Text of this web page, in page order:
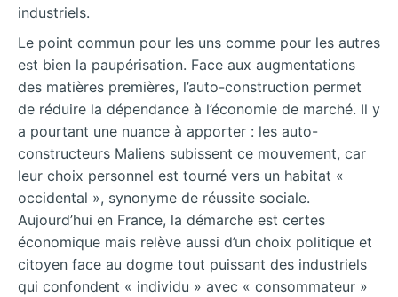
industriels.
Le point commun pour les uns comme pour les autres
est bien la paupérisation. Face aux augmentations
des matières premières, l’auto-construction permet
de réduire la dépendance à l’économie de marché. Il y
a pourtant une nuance à apporter : les auto-
constructeurs Maliens subissent ce mouvement, car
leur choix personnel est tourné vers un habitat «
occidental », synonyme de réussite sociale.
Aujourd’hui en France, la démarche est certes
économique mais relève aussi d’un choix politique et
citoyen face au dogme tout puissant des industriels
qui confondent « individu » avec « consommateur »